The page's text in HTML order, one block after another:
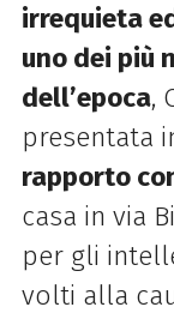
irrequieta
uno dei più
dell’epoca,
presentata
rapporto
casa in via
per gli
volti alla